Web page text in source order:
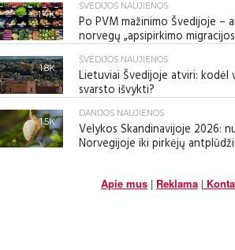
1.4K
ŠVEDIJOS NAUJIENOS
Po PVM mažinimo Švedijoje –
norvegų „apsipirkimo
1.8K
ŠVEDIJOS NAUJIENOS
Lietuviai Švedijoje atviri: kodėl
svarsto išvykti?
1.5K
DANIJOS NAUJIENOS
Velykos Skandinavijoje 2026:
Norvegijoje iki pirkėjų
Apie mus| Reklama|